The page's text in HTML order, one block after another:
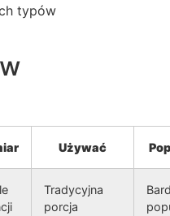
typów
Używać
Tradycyjna
porcja